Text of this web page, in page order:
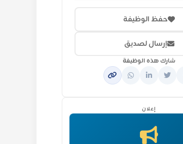
حفظ الوظيفة
إرسال لصديق
شارك هذه الوظيفة
إعلان